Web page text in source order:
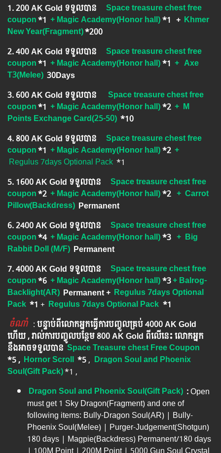
1.​ 200 AK Gold ទទួលបាន
Space treasure chest free
coupon*1 + Magic Academy(Honor hall)*1 + Khmer
New Year(Fragment)*200
2.​ 400 AK Gold ទទួលបាន
Space treasure chest free
coupon*1 + Magic Academy(Honor hall)*1 + Axe
T3(Melee) 30Days
3.​ 600 AK Gold ទទួលបាន
Space treasure chest free
coupon*1 + Magic Academy(Honor hall)*2 + M
Points Exchange Card(25-50) *10
4.​ 800 AK Gold ទទួលបាន
Space treasure chest free
coupon*1 + Magic Academy(Honor hall)*2 +
Regulus 7days Optional Pack ​ *1
5.​ 1600 AK Gold ទទួលបាន
Space treasure chest free
coupon*2 + Magic Academy(Honor hall)*2 + Carrot
Pillow(Backdress) Permanent
6. ​2400 AK Gold ទទួលបាន
Space treasure chest free
coupon*4 + Magic Academy(Honor hall)*3 + Big
Rabbit Doll (M/F) Permanent
7. 4000 AK Gold ទទួលបាន
Space treasure chest free
coupon*6 + Magic Academy(Honor hall)*3+ Balrog-
Backlight(AR) Permanent+​​ Regulus 7days Optional
Pack ​ *1 ​ +​​ Regulus 7days Optional Pack​ *1
ចំណាំ ​​​ :បន្ទាប់ពីលោកអ្នក​ធ្វើការបញ្ចូលគ្រប់ 4000​ AK Gold​
ហើយ , រាល់ការបញ្ចូលបន្ថែម 800 AK​ Gold​​ ពីលើនេះ លោកអ្នក
នឹងអាចទទួលបាន​Space Treasure chest Free Coupon
*5 , Hornor Scroll *5​​ , Dragon Soul and Phoenix
Soul(Gift Pack)*1 ,
Dragon Soul and Phoenix Soul(Gift Pack) :Open
must get 1 Sky Dragon(Fragment) and one of
following items: Bully-Dragon Soul(AR) | Bully-
Phoenix Soul(Melee) | Purger-Judgement(Shotgun)
180 days | Magpie(Backdress) Permanent/180 days